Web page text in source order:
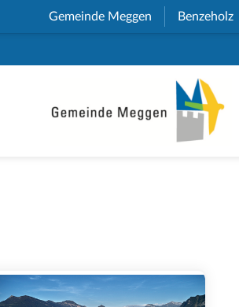
Gemeinde Meggen (External Link)
Benzeholz